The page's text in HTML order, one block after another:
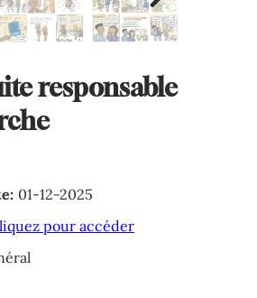
Next
responsable
01-12-2025
pour accéder